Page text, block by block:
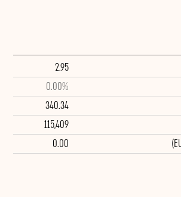
2.95
0.00%
340.34
115,409
0.00